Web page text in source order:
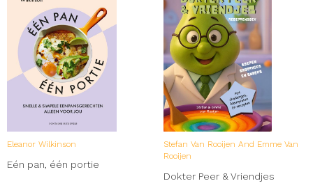
Eleanor Wilkinson
Eén pan, één portie
Stefan Van Rooijen And Emme Van
Rooijen
Dokter Peer & Vriendjes